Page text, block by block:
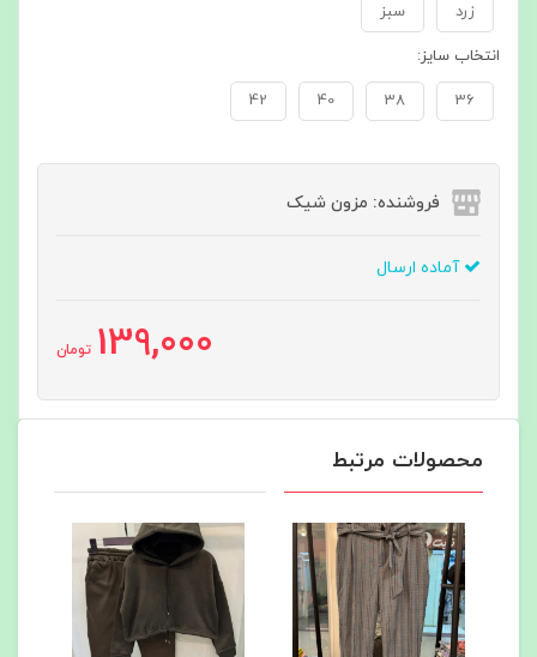
زرد سبز
انتخاب سایز:
36
38
40
42
فروشنده: مزون شیک
آماده ارسال
139,000 تومان
محصولات مرتبط